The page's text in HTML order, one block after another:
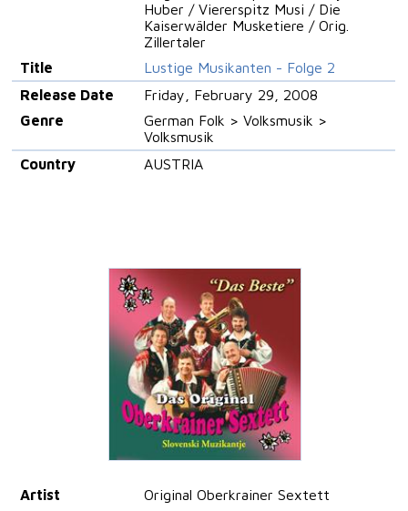
Huber / Viererspitz Musi / Die
Kaiserwälder Musketiere / Orig.
Zillertaler
Title
Lustige Musikanten - Folge 2
Release Date
Friday, February 29, 2008
Genre
German Folk > Volksmusik >
Volksmusik
Country
AUSTRIA
Artist
Original Oberkrainer Sextett